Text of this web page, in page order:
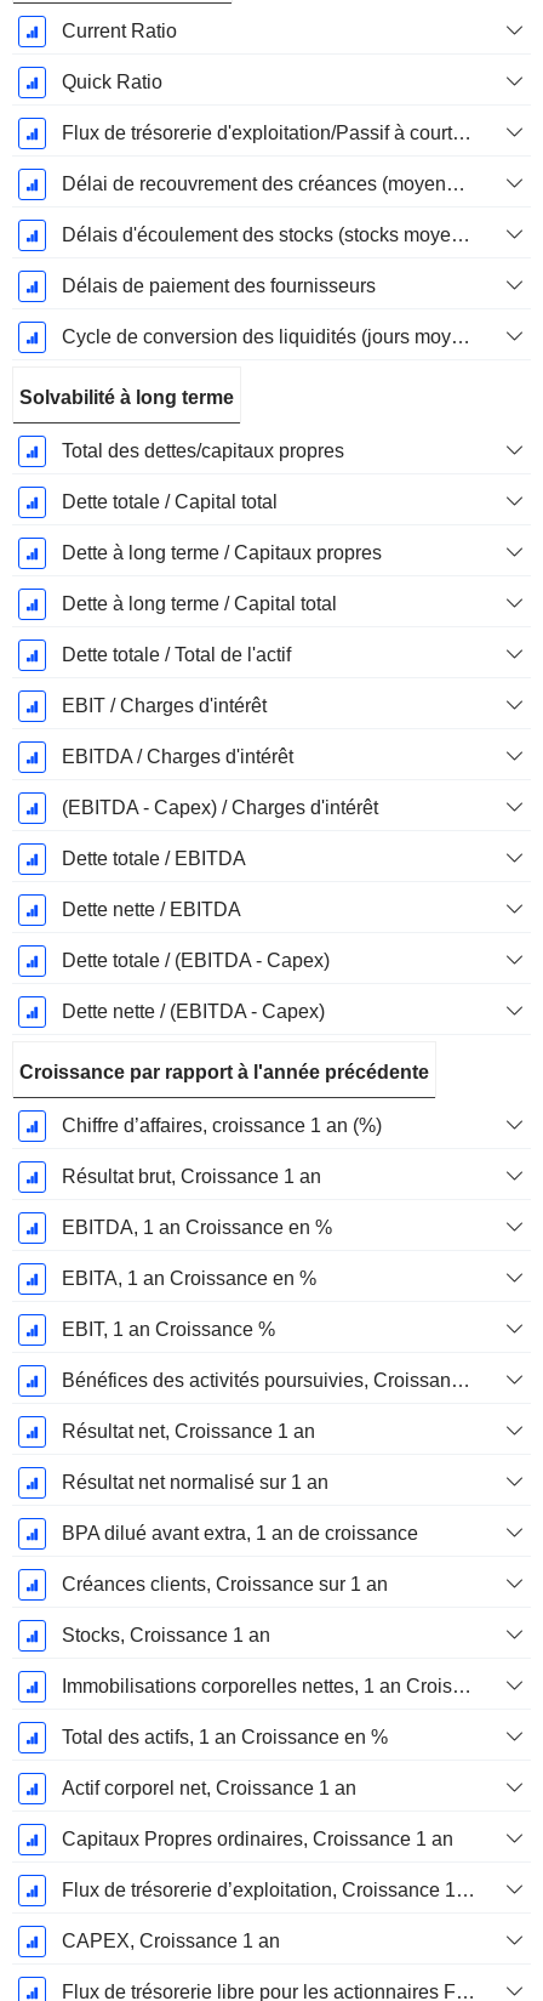
Current Ratio
Quick Ratio
Flux de trésorerie d'exploitation/Passif à court terme
Délai de recouvrement des créances (moyenne des créances)
Délais d'écoulement des stocks (stocks moyens)
Délais de paiement des fournisseurs
Cycle de conversion des liquidités (jours moyens)
Solvabilité à long terme
Total des dettes/capitaux propres
Dette totale / Capital total
Dette à long terme / Capitaux propres
Dette à long terme / Capital total
Dette totale / Total de l'actif
EBIT / Charges d'intérêt
EBITDA / Charges d'intérêt
(EBITDA - Capex) / Charges d'intérêt
Dette totale / EBITDA
Dette nette / EBITDA
Dette totale / (EBITDA - Capex)
Dette nette / (EBITDA - Capex)
Croissance par rapport à l'année précédente
Chiffre d’affaires, croissance 1 an (%)
Résultat brut, Croissance 1 an
EBITDA, 1 an Croissance en %
EBITA, 1 an Croissance en %
EBIT, 1 an Croissance %
Bénéfices des activités poursuivies, Croissance 1 an
Résultat net, Croissance 1 an
Résultat net normalisé sur 1 an
BPA dilué avant extra, 1 an de croissance
Créances clients, Croissance sur 1 an
Stocks, Croissance 1 an
Immobilisations corporelles nettes, 1 an Croissance
Total des actifs, 1 an Croissance en %
Actif corporel net, Croissance 1 an
Capitaux Propres ordinaires, Croissance 1 an
Flux de trésorerie d’exploitation, Croissance 1 an
CAPEX, Croissance 1 an
Flux de trésorerie libre pour les actionnaires FCFE, Croissance 1 an